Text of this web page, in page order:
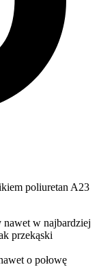
poliuretan A23
nawet w najbardziej
przekąski
o połowę